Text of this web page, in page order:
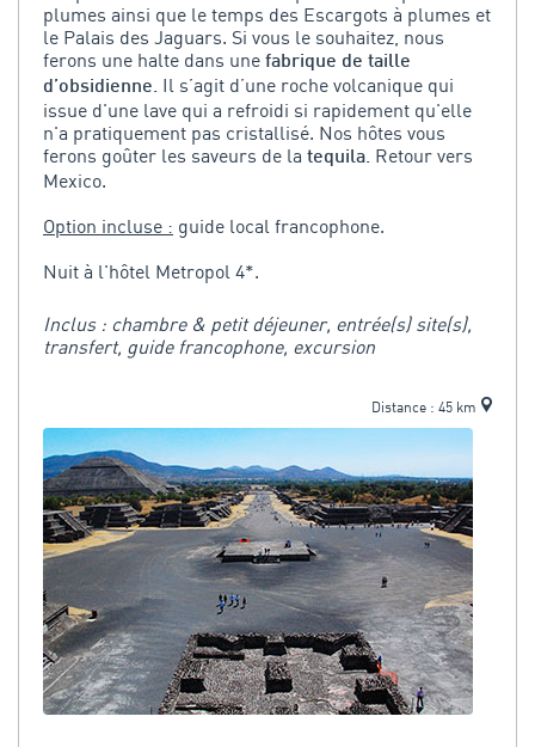
plumes ainsi que le temps des Escargots à plumes et
le Palais des Jaguars. Si vous le souhaitez, nous
ferons une halte dans une fabrique de taille
d’obsidienne. Il s’agit d’une roche volcanique qui
issue d'une lave qui a refroidi si rapidement qu'elle
n'a pratiquement pas cristallisé. Nos hôtes vous
ferons goûter les saveurs de la tequila. Retour vers
Mexico.
Option incluse : guide local francophone.
Nuit à l'hôtel Metropol 4*.
Inclus : chambre & petit déjeuner, entrée(s) site(s),
transfert, guide francophone, excursion
Distance : 45 km